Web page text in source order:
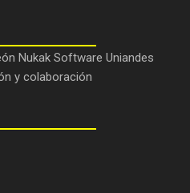
Nukak Software Uniandes
y colaboración